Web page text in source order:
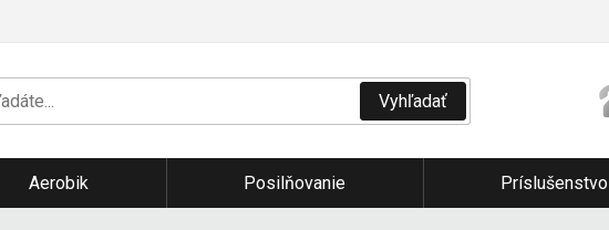
Vyhľadať
Aerobik Posilňovanie Príslušenstvo